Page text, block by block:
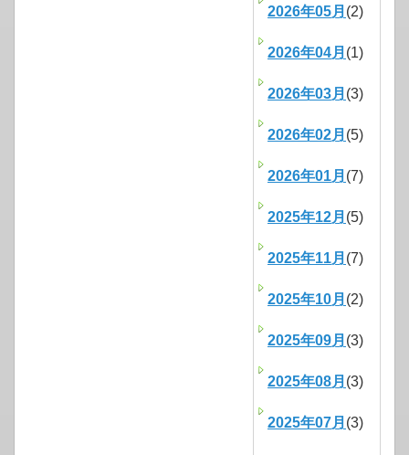
2026年05月 (2)
2026年04月 (1)
2026年03月 (3)
2026年02月 (5)
2026年01月 (7)
2025年12月 (5)
2025年11月 (7)
2025年10月 (2)
2025年09月 (3)
2025年08月 (3)
2025年07月 (3)